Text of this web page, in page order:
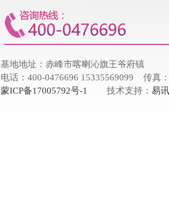
基地地址：赤峰市喀喇沁旗王爷府镇
电话：400-0476696 15335569099 传真
蒙ICP备17005792号-1
技术支持： 易